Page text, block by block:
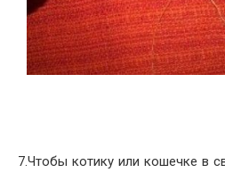
7.Чтобы котику или кошечке в